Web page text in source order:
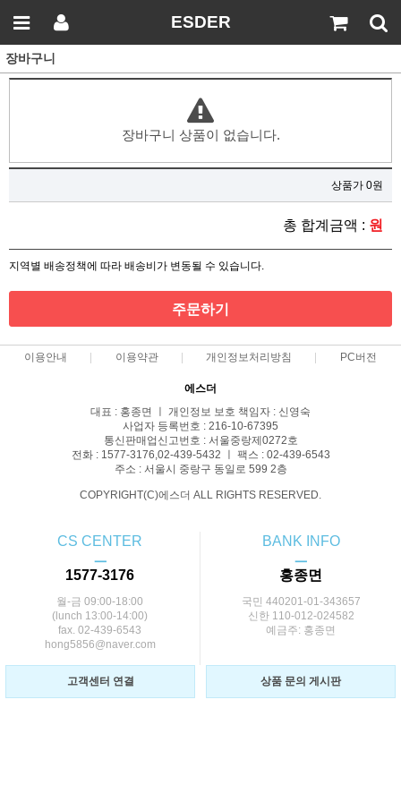
ESDER
장바구니
장바구니 상품이 없습니다.
상품가 0원
총 합계금액 : 원
지역별 배송정책에 따라 배송비가 변동될 수 있습니다.
주문하기
이용안내 이용약관 개인정보처리방침 PC버전
에스더
대표 : 홍종면 ㅣ 개인정보 보호 책임자 : 신영숙
사업자 등록번호 : 216-10-67395
통신판매업신고번호 : 서울중랑제0272호
전화 : 1577-3176,02-439-5432 ㅣ 팩스 : 02-439-6543
주소 : 서울시 중랑구 동일로 599 2층
COPYRIGHT(C)에스더 ALL RIGHTS RESERVED.
CS CENTER
ㅡ
1577-3176
월-금 09:00-18:00
(lunch 13:00-14:00)
fax. 02-439-6543
hong5856@naver.com
BANK INFO
ㅡ
홍종면
국민 440201-01-343657
신한 110-012-024582
예금주: 홍종면
고객센터 연결 상품 문의 게시판